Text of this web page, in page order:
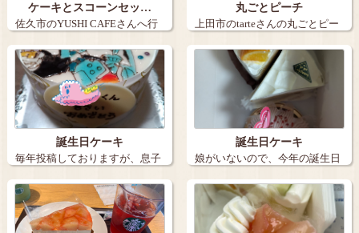
ケーキとスコーンセッ…
佐久市のYUSHI CAFEさんへ行
きま…
丸ごとピーチ
上田市のtarteさんの丸ごとピー
チ。９…
誕生日ケーキ
毎年投稿しておりますが、息子
の誕生日ケー…
誕生日ケーキ
娘がいないので、今年の誕生日
ケーキは３個…